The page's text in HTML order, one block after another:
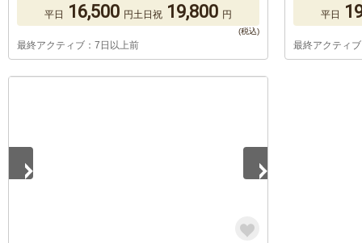
平日 16,500 円土日祝 19,800 円
最終アクティブ：7日以上前
平日
最終アクティ